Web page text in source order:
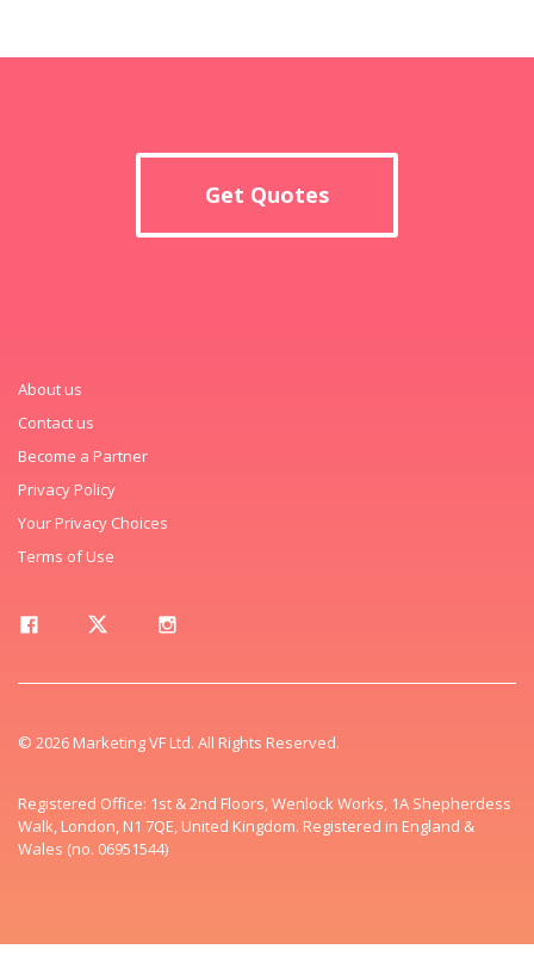
Get Quotes
About us
Contact us
Become a Partner
Privacy Policy
Your Privacy Choices
Terms of Use
© 2026 Marketing VF Ltd. All Rights Reserved.
Registered Office: 1st & 2nd Floors, Wenlock Works, 1A Shepherdess
Walk, London, N1 7QE, United Kingdom. Registered in England &
Wales (no. 06951544)